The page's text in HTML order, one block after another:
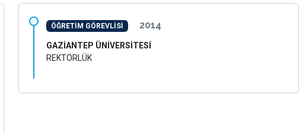
ÖĞRETİM GÖREVLİSİ 2014
GAZİANTEP ÜNİVERSİTESİ
REKTÖRLÜK